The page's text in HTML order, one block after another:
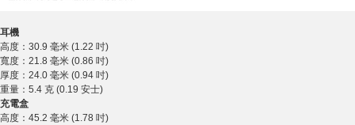
耳機
高度：30.9 毫米 (1.22 吋)
寬度：21.8 毫米 (0.86 吋)
厚度：24.0 毫米 (0.94 吋)
重量：5.4 克 (0.19 安士)
充電盒
高度：45.2 毫米 (1.78 吋)